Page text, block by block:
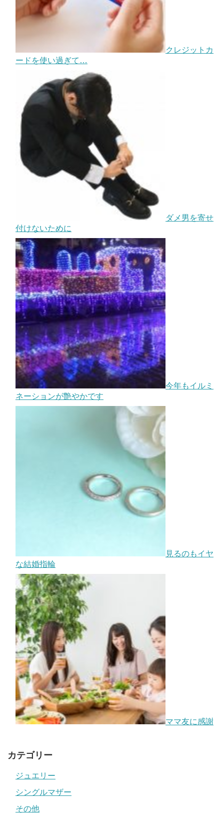
クレジットカ
ードを使い過ぎて…
ダメ男を寄せ
付けないために
今年もイルミ
ネーションが艶やかです
見るのもイヤ
な結婚指輪
ママ友に感謝
カテゴリー
ジュエリー
シングルマザー
その他